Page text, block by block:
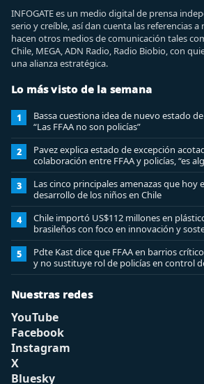
INFOGATE es un medio digital de prensa
serio y creíble, así dan cuenta las referencias
hacen otros medios de comunicación tales
Chile, MEGA, ADN Radio, Radio Biobio, con
una alianza estratégica.
Lo más visto de la semana
1
Bassa cuestiona idea de nuevo estado
“Las FFAA no son policías”
2
Pavez explica estado de excepción
colaboración entre FFAA y policías, “es
analizar”
3
Las cinco principales amenazas que hoy
desarrollo de los niños en Chile
4
Chile importó US$112 millones en
brasileños con foco en innovación y
5
Pdte Kast dice que FFAA en barrios
y no sustituye rol de policías en control
Nuestras redes
YouTube
Facebook
Instagram
X
Bluesky